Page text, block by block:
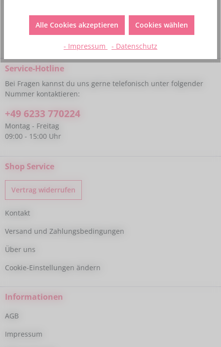
Service-Hotline
Bei Fragen kannst du uns gerne telefonisch unter folgender
Nummer kontaktieren:
+49 6233 770224
Montag - Freitag
09:00 - 15:00 Uhr
Shop Service
Vertrag widerrufen
Kontakt
Versand und Zahlungsbedingungen
Über uns
Cookie-Einstellungen ändern
Informationen
AGB
Impressum
Alle Cookies akzeptieren Cookies wählen
- Impressum - Datenschutz